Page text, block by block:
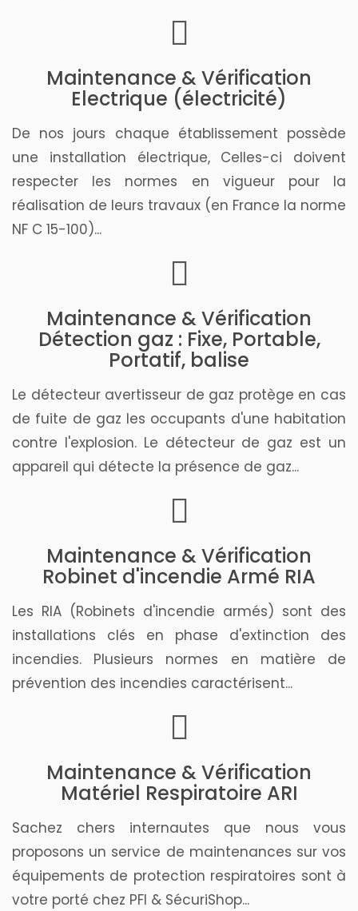
Maintenance & Vérification
Electrique (électricité)
De nos jours chaque établissement possède
une installation électrique, Celles-ci doivent
respecter les normes en vigueur pour la
réalisation de leurs travaux (en France la norme
NF C 15-100)...
Maintenance & Vérification
Détection gaz : Fixe, Portable,
Portatif, balise
Le détecteur avertisseur de gaz protège en cas
de fuite de gaz les occupants d'une habitation
contre l'explosion. Le détecteur de gaz est un
appareil qui détecte la présence de gaz...
Maintenance & Vérification
Robinet d'incendie Armé RIA
Les RIA (Robinets d'incendie armés) sont des
installations clés en phase d'extinction des
incendies. Plusieurs normes en matière de
prévention des incendies caractérisent...
Maintenance & Vérification
Matériel Respiratoire ARI
Sachez chers internautes que nous vous
proposons un service de maintenances sur vos
équipements de protection respiratoires sont à
votre porté chez PFI & SécuriShop...